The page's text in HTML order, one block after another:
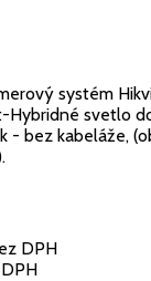
systém
Hybridné svetlo
- bez kabeláže,
DPH